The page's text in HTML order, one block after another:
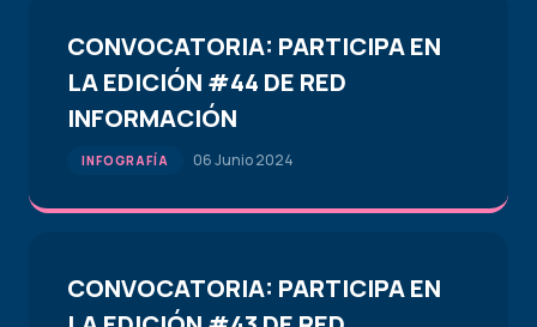
CONVOCATORIA: PARTICIPA EN
LA EDICIÓN #44 DE RED
INFORMACIÓN
INFOGRAFÍA 06 Junio 2024
CONVOCATORIA: PARTICIPA EN